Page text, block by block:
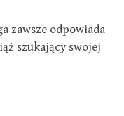
zawsze odpowiada
szukający swojej